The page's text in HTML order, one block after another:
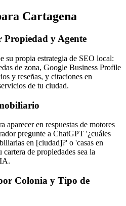
Cartagena
y Agente
su propia estrategia de SEO local:
de zona, Google Business Profile
y reseñas, y citaciones en
de tu ciudad.
aparecer en respuestas de motores
pregunte a ChatGPT '¿cuáles
en [ciudad]?' o 'casas en
de propiedades sea la
Colonia y Tipo de